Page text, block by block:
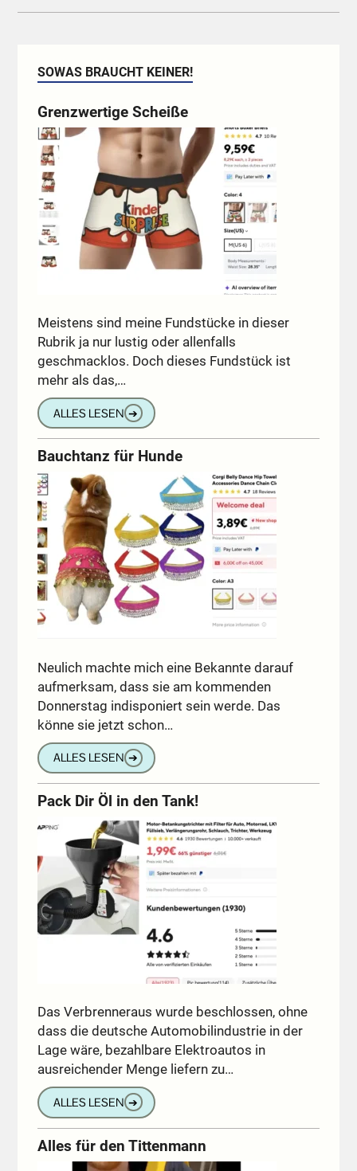
SOWAS BRAUCHT KEINER!
Grenzwertige Scheiße
Meistens sind meine Fundstücke in dieser
Rubrik ja nur lustig oder allenfalls
geschmacklos. Doch dieses Fundstück ist
mehr als das,…
ALLES LESEN ➔
Bauchtanz für Hunde
Neulich machte mich eine Bekannte darauf
aufmerksam, dass sie am kommenden
Donnerstag indisponiert sein werde. Das
könne sie jetzt schon…
ALLES LESEN ➔
Pack Dir Öl in den Tank!
Das Verbrenneraus wurde beschlossen, ohne
dass die deutsche Automobilindustrie in der
Lage wäre, bezahlbare Elektroautos in
ausreichender Menge liefern zu…
ALLES LESEN ➔
Alles für den Tittenmann